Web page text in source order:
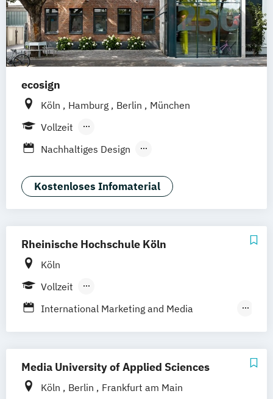
ecosign
Köln Hamburg Berlin
München
Vollzeit
Berufsbegleitendes Präsenzstudium
Nachhaltiges Design
Nachhaltiges Design Management
Nachhaltiges Design Management
Kostenloses Infomaterial
Rheinische Hochschule Köln
Köln
Vollzeit
Berufsbegleitendes Präsenzstudium
International Marketing and Media
Mediendesign
User Experience Design
Media University of Applied Sciences
Köln Berlin
Frankfurt am Main